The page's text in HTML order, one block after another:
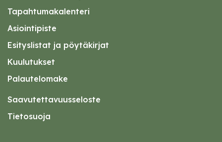
Tapahtumakalenteri
Asiointipiste
Esityslistat ja pöytäkirjat
Kuulutukset
Palautelomake
Saavutettavuusseloste
Tietosuoja